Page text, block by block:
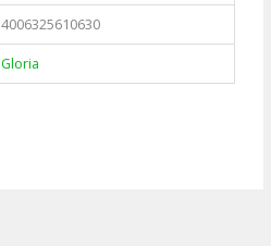
4006325610630
Gloria